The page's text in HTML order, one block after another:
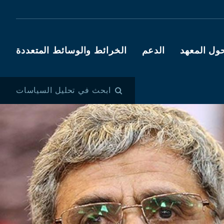
المعهد الدعم الخرائط والوسائط المتعددة
ابحث في تحليل السياسات